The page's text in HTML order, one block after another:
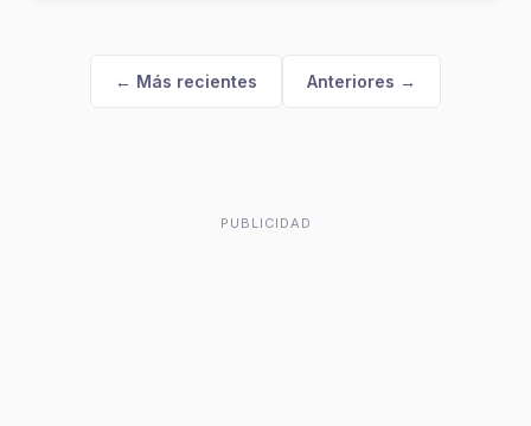
← Más recientes Anteriores →
PUBLICIDAD